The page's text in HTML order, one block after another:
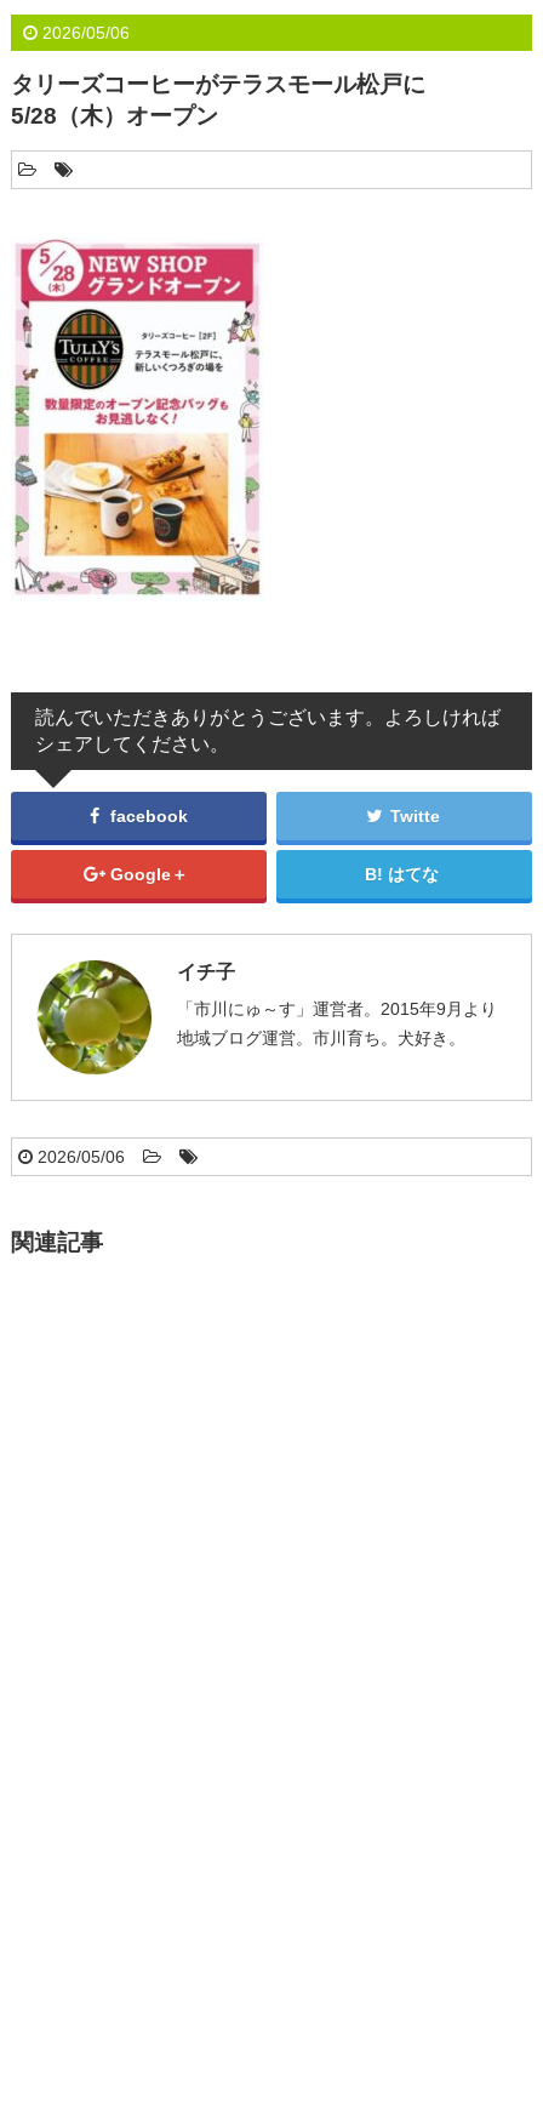
2026/05/06
タリーズコーヒーがテラスモール松戸に
5/28（木）オープン
読んでいただきありがとうございます。よろしければ
シェアしてください。
facebook Twitte
Google＋ はてな
イチ子
「市川にゅ～す」運営者。2015年9月より
地域ブログ運営。市川育ち。犬好き。
2026/05/06
関連記事